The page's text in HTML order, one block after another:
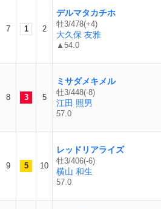
7 1 2
デルマタカチホ
牡3/478(+4)
大久保 友雅
▲54.0
8 3 5
ミサダメキメル
牡3/448(-8)
江田 照男
57.0
9 5 10
レッドリアライズ
牡3/406(-6)
横山 和生
57.0